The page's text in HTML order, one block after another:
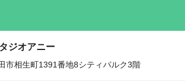
ジオアニー
市相生町1391番地8シティパルク3階